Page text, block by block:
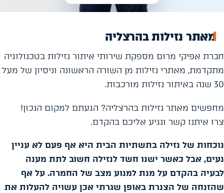
מאתר נזילות בהרצליה
חברת אפיקי מרום מספקת שירותי איתור נזילות בטכנולוגיה
מתקדמת, מאתרי נזילות מן השורה הראשונה וניסיון של מעל
30 שנה באיתור נזילות מורכבות.
מחפשים מאתר נזילות בהרצליה? הגעתם למקום הנכון!
צרו איתנו קשר ונגיע אליכם בהקדם.
נוכחות של נזילה בתשתיות הבית היא אף פעם לא עניין
נעים, אבל כאשר ישנו חשד לנזילה חשוב לתת מענה
לבעיה בהקדם על מנת למנוע מצב של החמרה. על אף
שהזנחה של הצנרת באופן שגרתי אכן עשויה להעלות את